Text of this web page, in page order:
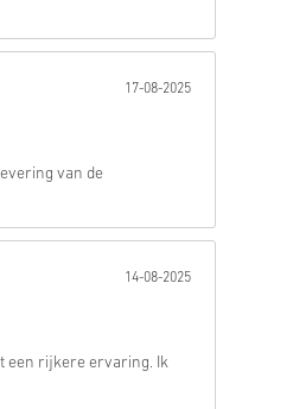
17-08-2025
van de
14-08-2025
een rijkere ervaring. Ik